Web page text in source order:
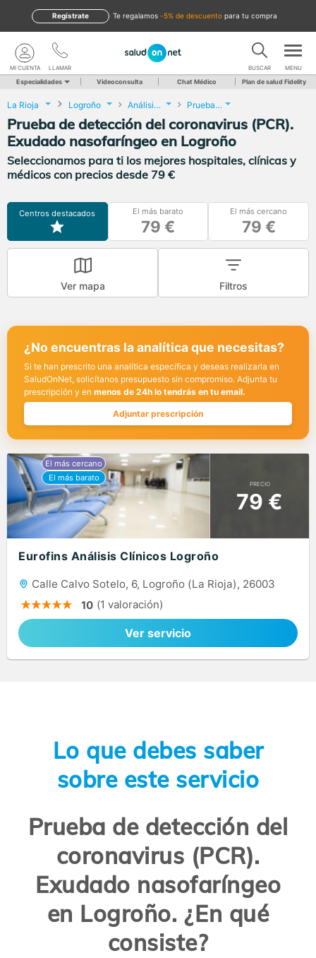
te regalamos -5% de descuento para tu compra
Regístrate
LLAMAR
MI CUENTA BUSCAR MENU
Especialidades Videoconsulta Chat Médico Plan de salud Fidelity
La Rioja Logroño Análisis Clínicos Prueba de detección del coronavirus (PCR). Exudado nasofaríngeo
Prueba de detección del coronavirus (PCR).
Exudado nasofaríngeo en Logroño
Seleccionamos para ti los mejores hospitales, clínicas y
médicos con precios desde 79 €
Centros destacados El más barato
79 €
El más cercano
79 €
Ver mapa Filtros
¿No encuentras la analítica que necesitas?
Si te han prescrito una analítica específica y deseas realizarla en
SaludOnNet, solicítanos presupuesto sin compromiso. Adjunta tu
prescripción y en menos de 24h lo tendrás en tu email.
Adjuntar prescripción
PRECIO
79 €
Eurofins Análisis Clínicos Logroño
Calle Calvo Sotelo, 6, Logroño (La Rioja), 26003
10 (1 valoración)
Ver servicio
Lo que debes saber
sobre este servicio
Prueba de detección del
coronavirus (PCR).
Exudado nasofaríngeo
en Logroño. ¿En qué
consiste?